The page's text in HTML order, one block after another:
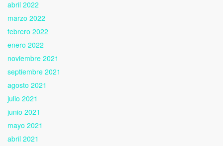
abril 2022
marzo 2022
febrero 2022
enero 2022
noviembre 2021
septiembre 2021
agosto 2021
julio 2021
junio 2021
mayo 2021
abril 2021